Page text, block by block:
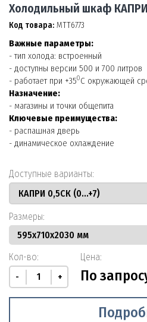
Холодильный шкаф
Код товара: МТТ6773
Важные параметры:
- тип холода: встроенный
- доступны версии 500 и 700 литров
- работает при +350С окружающей
Назначение:
- магазины и точки общепита
Ключевые преимущества:
- распашная дверь
- динамическое охлаждение
Доступные варианты:
Размеры:
Кол-во:
- +
Цена:
По